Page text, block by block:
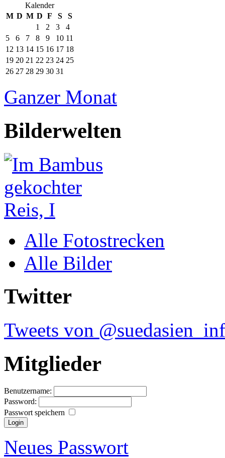
Kalender
M D M D F S
S
1
2 3
4
5
6 7 8 9 10 11
12 13 14 15 16 17 18
19 20 21 22 23 24 25
26 27 28 29 30 31
Ganzer Monat
Bilderwelten
Alle Fotostrecken
Alle Bilder
Twitter
Tweets von
Mitglieder
Benutzername:
Password:
Passwort speichern
Neues Passwort